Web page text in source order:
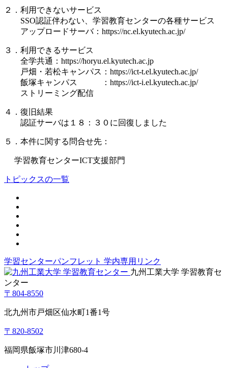
２．利用できないサービス
SSO認証伴わない、学習教育センターの各種サービス
アップロードサーバ：https://nc.el.kyutech.ac.jp/
３．利用できるサービス
全学共通：https://horyu.el.kyutech.ac.jp
戸畑・若松キャンパス：https://ict-t.el.kyutech.ac.jp/
飯塚キャンパス ：https://ict-i.el.kyutech.ac.jp/
ストリーミング配信
４．復旧結果
認証サーバは１８：３０に回復しました
５．本件に関する問合せ先：
学習教育センターICT支援部門
トピックスの一覧
学習センターパンフレット 学内専用リンク
九州工業大学 学習教育セ
ンター
〒804-8550
北九州市戸畑区仙水町1番1号
〒820-8502
福岡県飯塚市川津680-4